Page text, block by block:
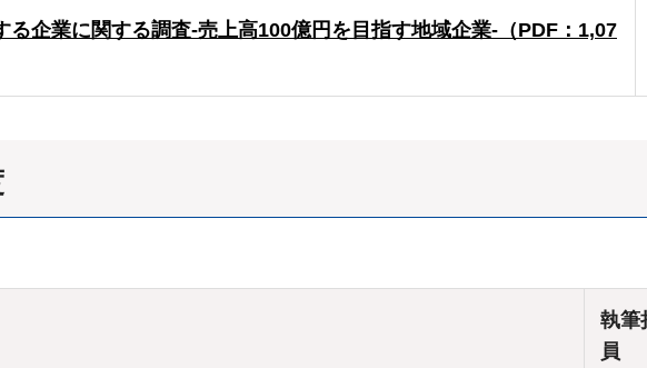
る企業に関する調査-売上高100億円を目指す地域企業-（PDF：1,07
執筆
員